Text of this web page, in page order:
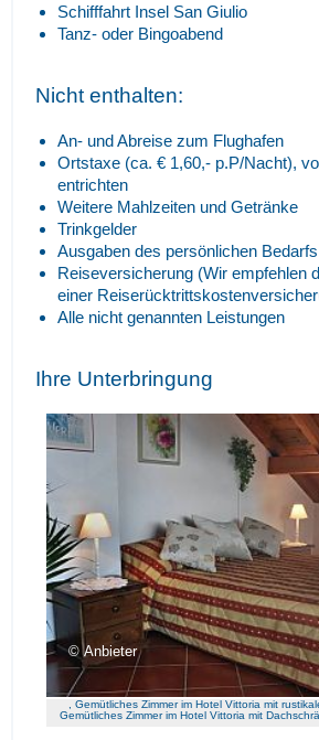
Schifffahrt Insel San Giulio
Tanz- oder Bingoabend
Nicht enthalten:
An- und Abreise zum Flughafen
Ortstaxe (ca. € 1,60,- p.P/Nacht),
entrichten
Weitere Mahlzeiten und Getränke
Trinkgelder
Ausgaben des persönlichen Bedarfs
Reiseversicherung (Wir empfehlen
einer
Alle nicht genannten Leistungen
Ihre Unterbringung
Anbieter
, Gemütliches Zimmer im Hotel Vittoria mit
Gemütliches Zimmer im Hotel Vittoria mit